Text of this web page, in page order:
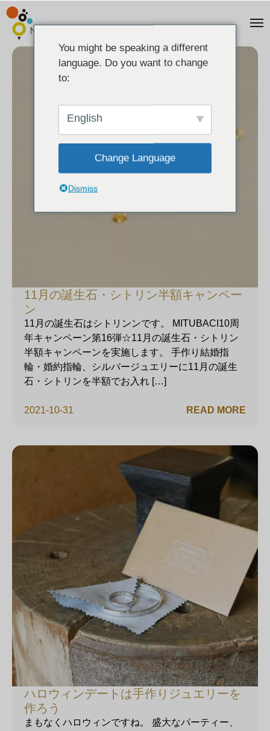
11月の誕生石・シトリン半額キャンペー
ン
2021-10-31
11月の誕生石はシトリンンです。 MITUBACI10周
年キャンペーン第16弾☆11月の誕生石・シトリン
半額キャンペーンを実施します。 手作り結婚指
輪・婚約指輪、シルバージュエリーに11月の誕生
石・シトリンを半額でお入れ […]
READ MORE
ハロウィンデートは手作りジュエリーを
作ろう
まもなくハロウィンですね。 盛大なパーティー、
You might be speaking a different
language. Do you want to change
to:
English
Change Language
Dismiss